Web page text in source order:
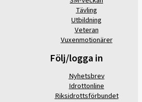
Tävling
Utbildning
Veteran
Vuxenmotionärer
Följ/logga in
Nyhetsbrev
Idrottonline
Riksidrottsförbundet